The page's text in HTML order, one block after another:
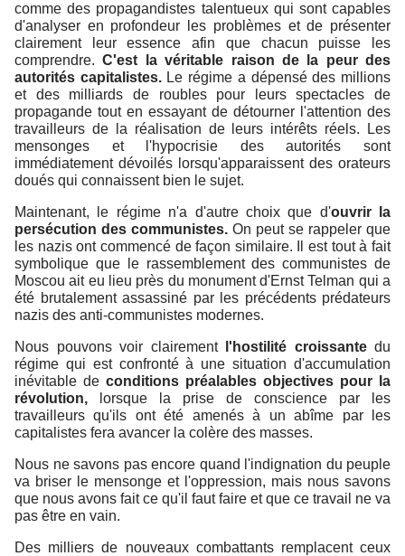
comme des propagandistes talentueux qui sont capables
d'analyser en profondeur les problèmes et de présenter
clairement leur essence afin que chacun puisse les
comprendre.C'est la véritable raison de la peur des
autorités capitalistes.Le régime a dépensé des millions
et des milliards de roubles pour leurs spectacles de
propagande tout en essayant de détourner l'attention des
travailleurs de la réalisation de leurs intérêts réels. Les
mensonges et l'hypocrisie des autorités sont
immédiatement dévoilés lorsqu'apparaissent des orateurs
doués qui connaissent bien le sujet.
Maintenant, le régime n'a d'autre choix que d'ouvrir la
persécution des communistes. On peut se rappeler que
les nazis ont commencé de façon similaire. Il est tout à fait
symbolique que le rassemblement des communistes de
Moscou ait eu lieu près du monument d'Ernst Telman qui a
été brutalement assassiné par les précédents prédateurs
nazis des anti-communistes modernes.
Nous pouvons voir clairement l'hostilité croissantedu
régime qui est confronté à une situation d'accumulation
inévitable de conditions préalables objectives pour la
révolution, lorsque la prise de conscience par les
travailleurs qu'ils ont été amenés à un abîme par les
capitalistes fera avancer la colère des masses.
Nous ne savons pas encore quand l'indignation du peuple
va briser le mensonge et l'oppression, mais nous savons
que nous avons fait ce qu'il faut faire et que ce travail ne va
pas être en vain.
Des milliers de nouveaux combattants remplacent ceux